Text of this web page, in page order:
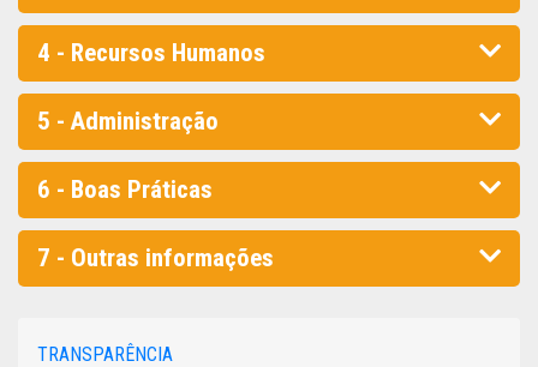
4 - Recursos Humanos
5 - Administração
6 - Boas Práticas
7 - Outras informações
TRANSPARÊNCIA